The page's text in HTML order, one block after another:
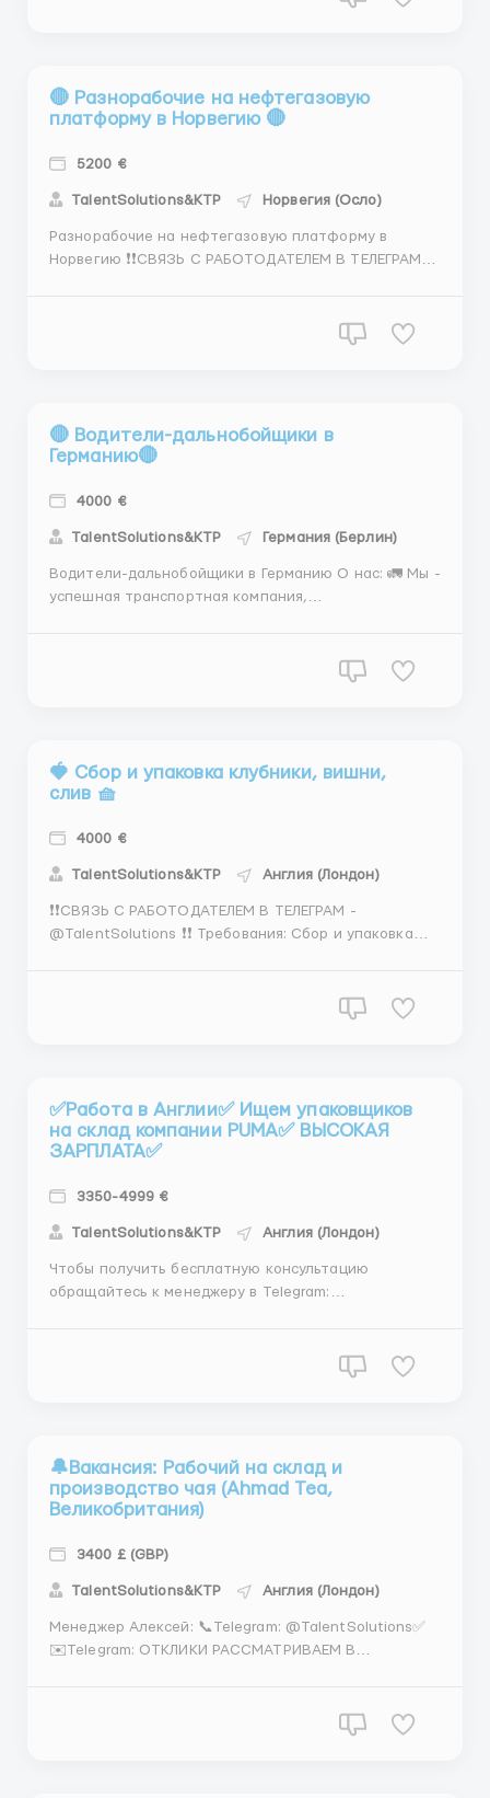
🔴 Разнорабочие на нефтегазовую
платформу в Норвегию 🔴
5200 €
TalentSolutions&KTP Норвегия (Осло)
Разнорабочие на нефтегазовую платформу в
Норвегию ❗❗СВЯЗЬ С РАБОТОДАТЕЛЕМ В ТЕЛЕГРАМ -
в Норвегии. Наша компания предоставляет
🔴 Водители-дальнобойщики в
Германию🔴
4000 €
TalentSolutions&KTP Германия (Берлин)
Водители-дальнобойщики в Германию О нас: 🚛 Мы -
успешная транспортная компания,
высокий уровень сервиса и предоставить
🍓 Сбор и упаковка клубники, вишни,
слив 🧺
4000 €
TalentSolutions&KTP Англия (Лондон)
❗❗СВЯЗЬ С РАБОТОДАТЕЛЕМ В ТЕЛЕГРАМ -
@TalentSolutions ❗❗ Требования: Сбор и упаковка
Опыт не требуется, но приветствуется. Знание
✅Работа в Англии✅ Ищем упаковщиков
на склад компании PUMA✅ ВЫСОКАЯ
ЗАРПЛАТА✅
3350-4999 €
TalentSolutions&KTP Англия (Лондон)
Чтобы получить бесплатную консультацию
обращайтесь к менеджеру в Telegram:
Местоположение: Лондон, Манчестер, Ливерпуль,
🔔Вакансия: Рабочий на склад и
производство чая (Ahmad Tea,
Великобритания)
3400 £ (GBP)
TalentSolutions&KTP Англия (Лондон)
Менеджер Алексей: 📞Telegram: @TalentSolutions✅
✉️Telegram: ОТКЛИКИ РАССМАТРИВАЕМ В